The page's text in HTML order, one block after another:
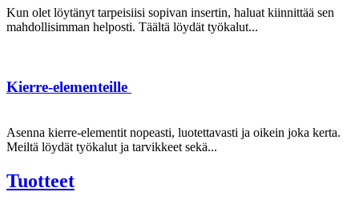
Kun olet löytänyt tarpeisiisi sopivan insertin, haluat kiinnittää sen
mahdollisimman helposti. Täältä löydät työkalut...
Kierre-elementeille
Asenna kierre-elementit nopeasti, luotettavasti ja oikein joka kerta.
Meiltä löydät työkalut ja tarvikkeet sekä...
Tuotteet